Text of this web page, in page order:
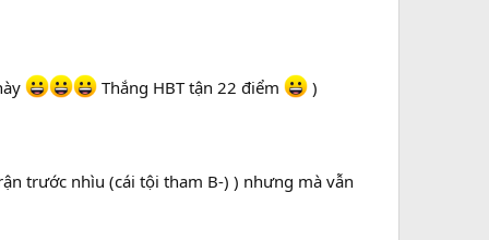
Thắng HBT tận 22 điểm )
trước nhìu (cái tội tham B-) ) nhưng mà vẫn